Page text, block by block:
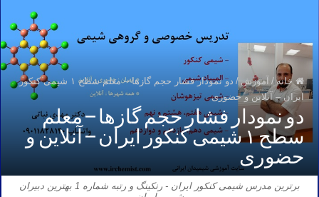
خانه / آموزش /
دو نمودار فشار حجم گازها – معلم سطح ۱ شیمی کنکور
ایران – آنلاین و حضوری
دو نمودار فشار حجم گازها – معلم
سطح ۱ شیمی کنکور ایران – آنلاین و
حضوری
برترین مدرس شیمی کنکور ایران - رنکینگ و رتبه شماره 1 بهترین دبیران